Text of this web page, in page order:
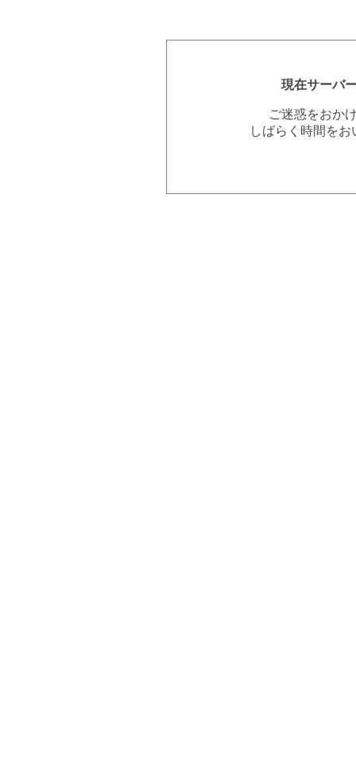
現在サーバ
ご迷惑をおか
しばらく時間を